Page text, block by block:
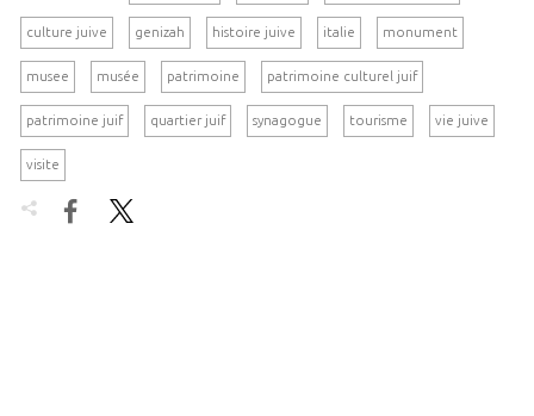
culture juive genizah histoire juive italie monument
musee musée patrimoine patrimoine culturel juif
patrimoine juif quartier juif synagogue tourisme vie juive
visite
 